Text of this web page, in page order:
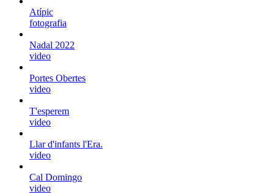
Atípic
fotografia
Nadal 2022
video
Portes Obertes
video
T'esperem
video
Llar d'infants l'Era.
video
Cal Domingo
video